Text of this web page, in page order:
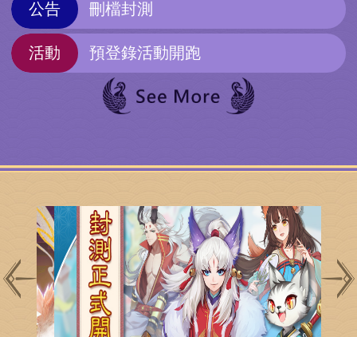
公告 刪檔封測
活動 預登錄活動開跑